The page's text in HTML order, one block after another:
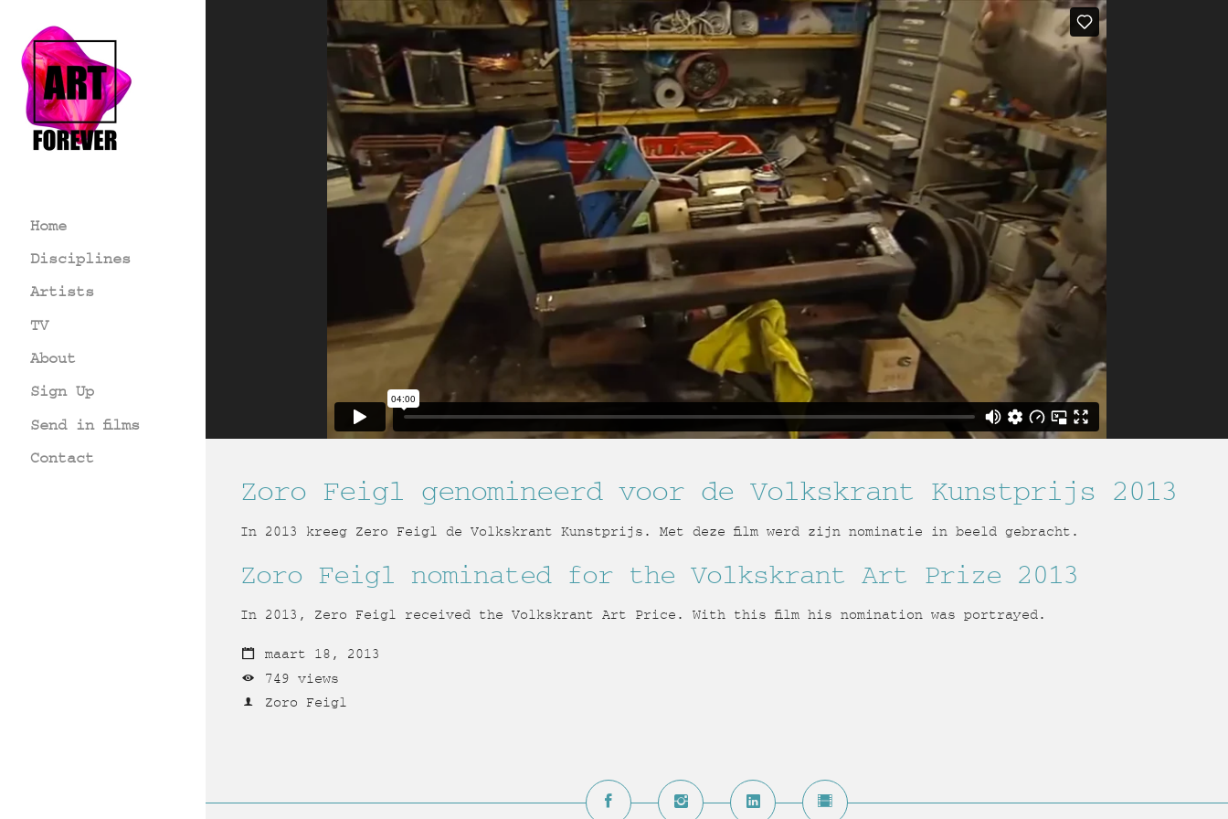
Home
Disciplines
Artists
TV
About
Sign Up
Send in films
Contact
Zoro Feigl genomineerd voor de Volkskrant Kunstprijs 2013
In 2013 kreeg Zero Feigl de Volkskrant Kunstprijs. Met deze film werd zijn nominatie in beeld gebracht.
Zoro Feigl nominated for the Volkskrant Art Prize 2013
In 2013, Zero Feigl received the Volkskrant Art Price. With this film his nomination was portrayed.
maart 18, 2013
749 views
Zoro Feigl